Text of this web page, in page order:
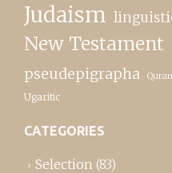
Judaism
New Testament
pseudepigrapha Quran
Ugaritic
CATEGORIES
Selection (83)